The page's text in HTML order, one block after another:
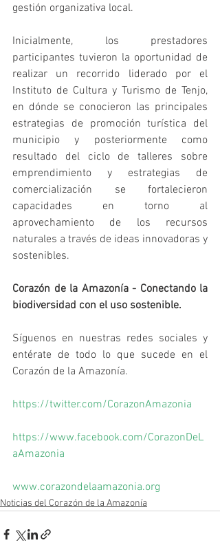
gestión organizativa local.
Inicialmente, los prestadores
participantes tuvieron la oportunidad de
realizar un recorrido liderado por el
Instituto de Cultura y Turismo de Tenjo,
en dónde se conocieron las principales
estrategias de promoción turística del
municipio y posteriormente como
resultado del ciclo de talleres sobre
emprendimiento y estrategias de
comercialización se fortalecieron
capacidades en torno al
aprovechamiento de los recursos
naturales a través de ideas innovadoras y
sostenibles.
Corazón de la Amazonía - Conectando la
biodiversidad con el uso sostenible.
Síguenos en nuestras redes sociales y
entérate de todo lo que sucede en el
Corazón de la Amazonía.
https://twitter.com/CorazonAmazonia
https://www.facebook.com/CorazonDeL
aAmazonia
www.corazondelaamazonia.org
Noticias del Corazón de la Amazonía